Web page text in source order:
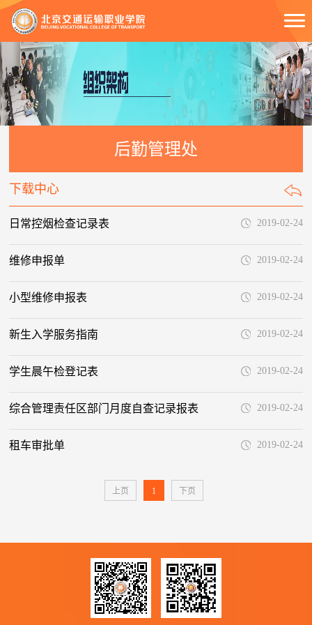
后勤管理处
下载中心
2019-02-24
日常控烟检查记录表
2019-02-24
维修申报单
2019-02-24
小型维修申报表
2019-02-24
新生入学服务指南
2019-02-24
学生晨午检登记表
2019-02-24
综合管理责任区部门月度自查记录报表
2019-02-24
租车审批单
上页 1 下页